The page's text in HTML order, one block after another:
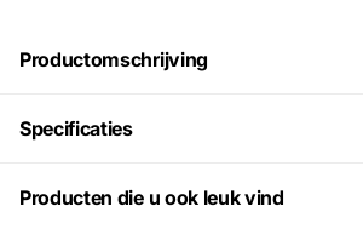
Productomschrijving
Specificaties
Producten die u ook leuk vind